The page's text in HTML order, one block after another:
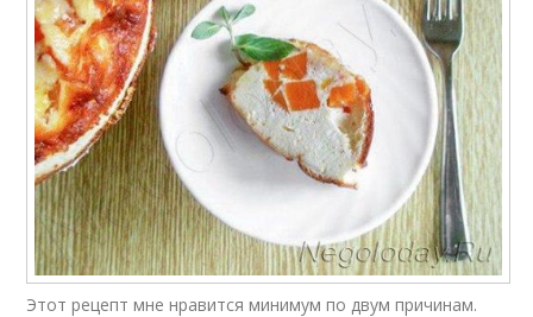
Этот рецепт мне нравится минимум по двум причинам.